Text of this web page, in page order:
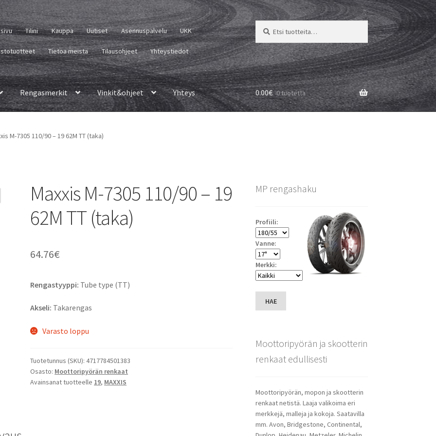
Tilini Kauppa Uutiset Asennuspalvelu UKK
Tietoa meistä Tilausohjeet Yhteystiedot
Etsi:
Haku
Rengasmerkit Vinkit&ohjeet Yhteys 0.00€ 0 tuotetta
M-7305 110/90 – 19 62M TT (taka)
Maxxis M-7305 110/90 – 19
62M TT (taka)
64.76€
Rengastyyppi: Tube type (TT)
Akseli: Takarengas
Varasto loppu
Tuotetunnus (SKU):4717784501383
Osasto: Moottoripyörän renkaat
Avainsanat tuotteelle 19, MAXXIS
MP rengashaku
Profiili:
Vanne:
Merkki:
HAE
Moottoripyörän ja skootterin
renkaat edullisesti
Moottoripyörän, mopon ja skootterin
renkaat netistä. Laaja valikoima eri
merkkejä, malleja ja kokoja. Saatavilla
mm. Avon, Bridgestone, Continental,